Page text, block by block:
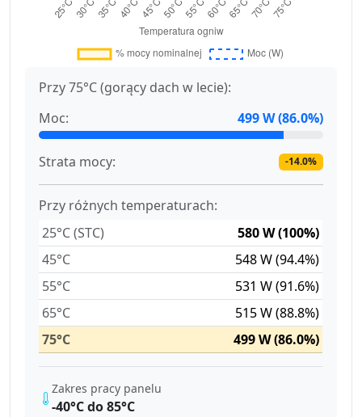
Przy 75°C (gorący dach w lecie):
Moc:
499 W (86.0%)
Strata mocy: -14.0%
Przy różnych temperaturach:
25°C (STC)
580 W (100%)
45°C
548 W (94.4%)
55°C
531 W (91.6%)
65°C
515 W (88.8%)
75°C
499 W (86.0%)
Zakres pracy panelu
-40°C do 85°C